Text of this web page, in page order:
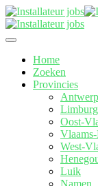
Home
Zoeken
Provincies
Limburg
Oost-
West-
Luik
Namen